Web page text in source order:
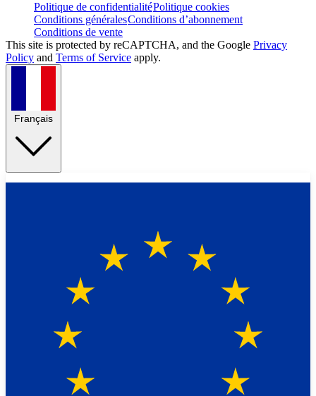
Politique de confidentialitéPolitique cookies
Conditions généralesConditions d’abonnement
Conditions de vente
This site is protected by reCAPTCHA, and the Google Privacy
Policy and Terms of Service apply.
Français